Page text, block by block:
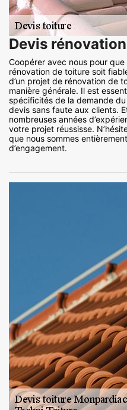
Devis
Coopérer avec nous pour
rénovation de toiture soit
d’un projet de rénovation de
manière générale. Il est
spécificités de la demande
devis sans faute aux clients.
nombreuses années
votre projet réussisse.
que nous sommes
d’engagement.